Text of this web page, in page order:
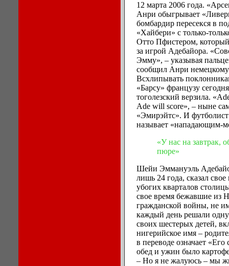
12 марта 2006 года.
Анри обыгрывает
бомбардир пересекся в
«Хайбери» с только-
Отто Пфистером,
за игрой Адебайора.
Эмму», – указывая
сообщил Анри немецкому
Всхлипывать
«Барсу» французу
тоголезский верзила.
Ade will score», – ныне
«Эмирэйтс». И
называет «нападающим-
«У нас на завтрак,
пюре»
Шейи Эммануэль
лишь 24 года, сказал
убогих кварталов
свое время бежавшие из
гражданской войны, не
каждый день решали
своих шестерых детей,
нигерийское имя –
в переводе означает «Его
обед и ужин было
– Но я не жалуюсь – мы